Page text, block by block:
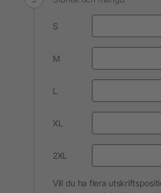
S
M
L
XL
2XL
Vill du ha flera